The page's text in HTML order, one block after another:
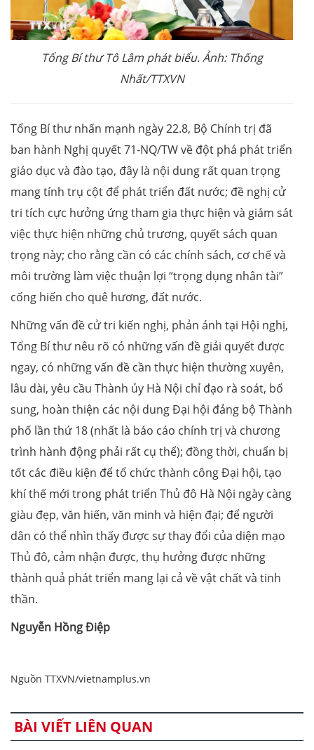
Tổng Bí thư Tô Lâm phát biểu. Ảnh: Thống
Nhất/TTXVN
Tổng Bí thư nhấn mạnh ngày 22.8, Bộ Chính trị đã
ban hành Nghị quyết 71-NQ/TW về đột phá phát triển
giáo dục và đào tạo, đây là nội dung rất quan trọng
mang tính trụ cột để phát triển đất nước; đề nghị cử
tri tích cực hưởng ứng tham gia thực hiện và giám sát
việc thực hiện những chủ trương, quyết sách quan
trọng này; cho rằng cần có các chính sách, cơ chế và
môi trường làm việc thuận lợi “trọng dụng nhân tài”
cống hiến cho quê hương, đất nước.
Những vấn đề cử tri kiến nghị, phản ánh tại Hội nghị,
Tổng Bí thư nêu rõ có những vấn đề giải quyết được
ngay, có những vấn đề cần thực hiện thường xuyên,
lâu dài, yêu cầu Thành ủy Hà Nội chỉ đạo rà soát, bổ
sung, hoàn thiện các nội dung Đại hội đảng bộ Thành
phố lần thứ 18 (nhất là báo cáo chính trị và chương
trình hành động phải rất cụ thể); đồng thời, chuẩn bị
tốt các điều kiện để tổ chức thành công Đại hội, tạo
khí thế mới trong phát triển Thủ đô Hà Nội ngày càng
giàu đẹp, văn hiến, văn minh và hiện đại; để người
dân có thể nhìn thấy được sự thay đổi của diện mạo
Thủ đô, cảm nhận được, thụ hưởng được những
thành quả phát triển mang lại cả về vật chất và tinh
thần.
Nguyễn Hồng Điệp
Nguồn TTXVN/vietnamplus.vn
BÀI VIẾT LIÊN QUAN